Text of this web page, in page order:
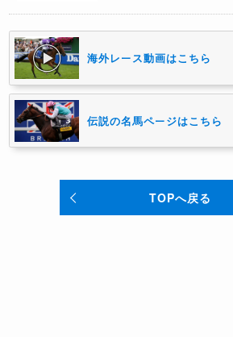
海外レース動画はこちら
伝説の名馬ページはこちら
TOPへ戻る